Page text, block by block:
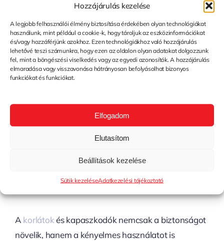
Hozzájárulás kezelése
A legjobb felhasználói élmény biztosítása érdekében olyan technológiákat
használunk, mint például a cookie-k, hogy tároljuk az eszközinformációkat
és/vagy hozzáférjünk azokhoz. Ezen technológiákhoz való hozzájárulás
lehetővé teszi számunkra, hogy ezen az oldalon olyan adatokat dolgozzunk
fel, mint a böngészési viselkedés vagy az egyedi azonosítók. A hozzájárulás
elmaradása vagy visszavonása hátrányosan befolyásolhat bizonyos
funkciókat és funkciókat.
Elfogadom
Elutasítom
Beállítások kezelése
Sütik kezeléseAdatkezelési tájékoztató
követelménye a csúszásmentes felület kialakítása.
Mivel az acél sima és csúszós lehet, különösen
nedves időben, ezért ajánlott olyan csúszásmentes
bevonatot alkalmazni, amely biztosítja a megfelelő
speciális csúszásgátló bevonat.
Korlátok És
Kapaszkodók Szerepe
A korlátokés kapaszkodók nemcsak a biztonságot
növelik, hanem a kényelmes használatot is